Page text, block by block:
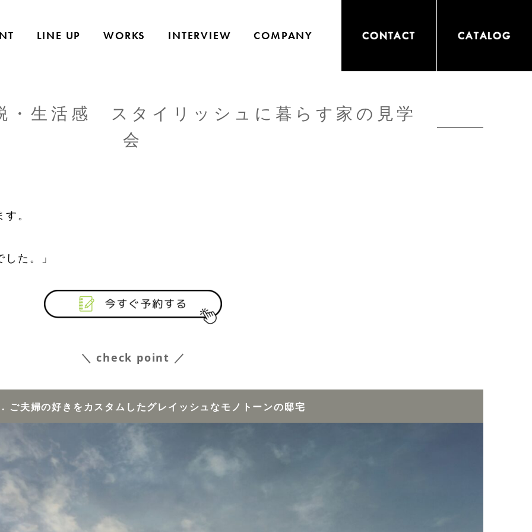
LINE UP WORKS INTERVIEW COMPANY CONTACT CATALOG
生活感 スタイリッシュに暮らす家の見学
会
。
た。」
＼ check point ／
夫婦の好きをカスタムしたグレイッシュなモノトーンの邸宅